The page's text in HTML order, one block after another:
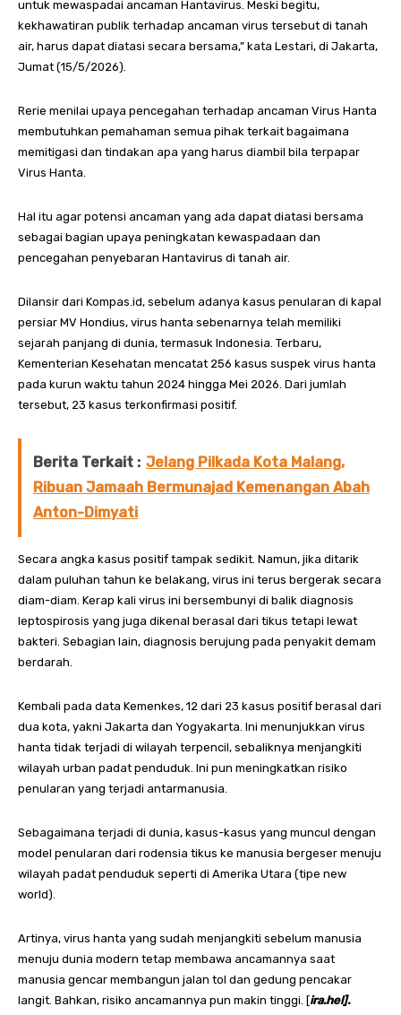
untuk mewaspadai ancaman Hantavirus. Meski begitu,
kekhawatiran publik terhadap ancaman virus tersebut di tanah
air, harus dapat diatasi secara bersama,” kata Lestari, di Jakarta,
Jumat (15/5/2026).
Rerie menilai upaya pencegahan terhadap ancaman Virus Hanta
membutuhkan pemahaman semua pihak terkait bagaimana
memitigasi dan tindakan apa yang harus diambil bila terpapar
Virus Hanta.
Hal itu agar potensi ancaman yang ada dapat diatasi bersama
sebagai bagian upaya peningkatan kewaspadaan dan
pencegahan penyebaran Hantavirus di tanah air.
Dilansir dari Kompas.id, sebelum adanya kasus penularan di kapal
persiar MV Hondius, virus hanta sebenarnya telah memiliki
sejarah panjang di dunia, termasuk Indonesia. Terbaru,
Kementerian Kesehatan mencatat 256 kasus suspek virus hanta
pada kurun waktu tahun 2024 hingga Mei 2026. Dari jumlah
tersebut, 23 kasus terkonfirmasi positif.
Berita Terkait : Jelang Pilkada Kota Malang,
Ribuan Jamaah Bermunajad Kemenangan Abah
Anton-Dimyati
Secara angka kasus positif tampak sedikit. Namun, jika ditarik
dalam puluhan tahun ke belakang, virus ini terus bergerak secara
diam-diam. Kerap kali virus ini bersembunyi di balik diagnosis
leptospirosis yang juga dikenal berasal dari tikus tetapi lewat
bakteri. Sebagian lain, diagnosis berujung pada penyakit demam
berdarah.
Kembali pada data Kemenkes, 12 dari 23 kasus positif berasal dari
dua kota, yakni Jakarta dan Yogyakarta. Ini menunjukkan virus
hanta tidak terjadi di wilayah terpencil, sebaliknya menjangkiti
wilayah urban padat penduduk. Ini pun meningkatkan risiko
penularan yang terjadi antarmanusia.
Sebagaimana terjadi di dunia, kasus-kasus yang muncul dengan
model penularan dari rodensia tikus ke manusia bergeser menuju
wilayah padat penduduk seperti di Amerika Utara (tipe new
world).
Artinya, virus hanta yang sudah menjangkiti sebelum manusia
menuju dunia modern tetap membawa ancamannya saat
manusia gencar membangun jalan tol dan gedung pencakar
langit. Bahkan, risiko ancamannya pun makin tinggi. [ira.hel].